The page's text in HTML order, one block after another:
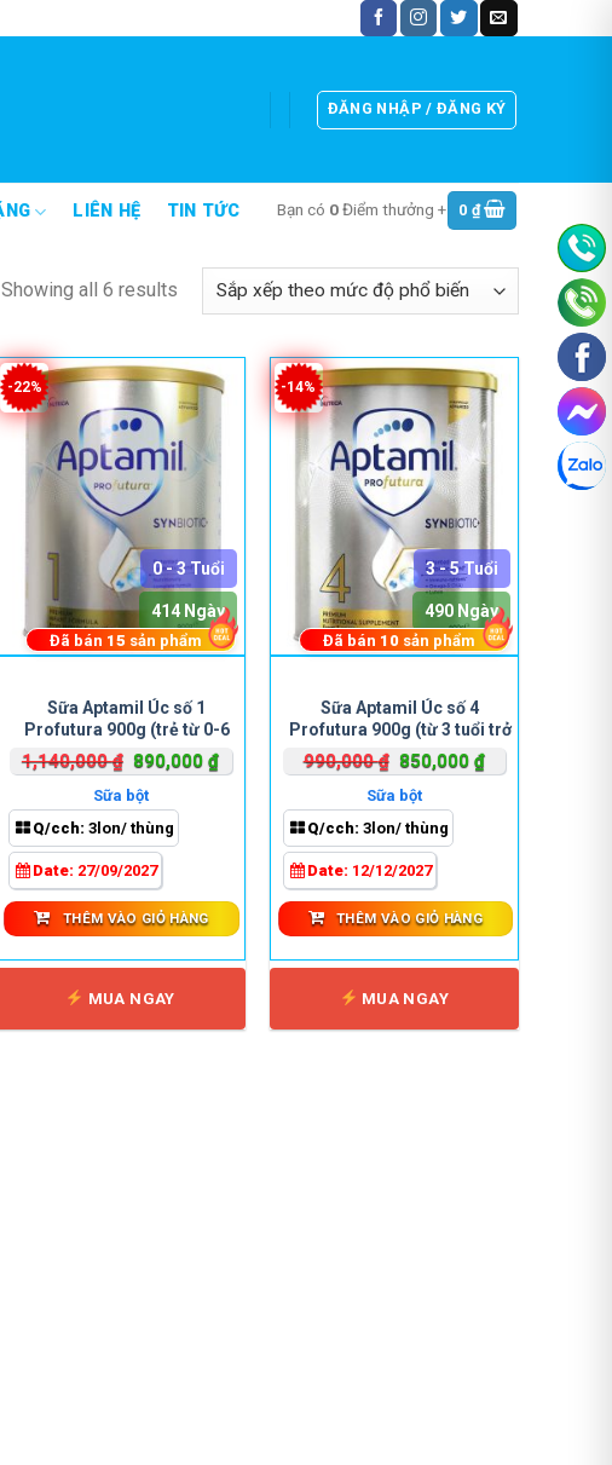
ĐĂNG NHẬP / ĐĂNG KÝ
LIÊN HỆ TIN TỨC Bạn có 0Điểm thưởng + 0 ₫
Showing all 6 results
₫.
-22%
Sữa Aptamil Úc số 1
Profutura 900g (trẻ từ 0-6
tháng)
1,140,000₫ Giá
gốc
là:
1,140,000 ₫.
890,000₫Giá
890,000 ₫.
Sữa bột
Q/cch:3lon/ thùng
Date: 27/09/2027
0 - 3 Tuổi
414 Ngày
Đã bán 15 sản phẩm
THÊM VÀO GIỎ HÀNG
MUA NGAY
-14%
Sữa Aptamil Úc số 4
Profutura 900g (từ 3 tuổi trở
lên)
990,000₫ Giá
gốc
là:
990,000 ₫.
850,000₫Giá
Sữa bột
Q/cch: 3lon/ thùng
Date: 12/12/2027
3 - 5 Tuổi
490 Ngày
Đã bán 10 sản phẩm
THÊM VÀO GIỎ HÀNG
MUA NGAY